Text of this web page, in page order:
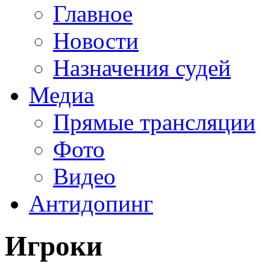
Главное
Новости
Назначения судей
Медиа
Прямые трансляции
Фото
Видео
Антидопинг
Игроки